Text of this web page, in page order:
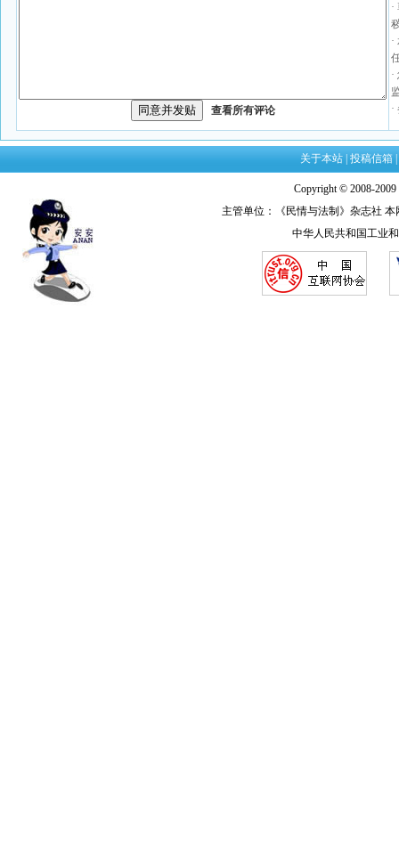
查看所有评论
关于本站 投稿信箱
Copyright © 2008-
主管单位：《民情与法制》杂志社
中华人民共和国工业